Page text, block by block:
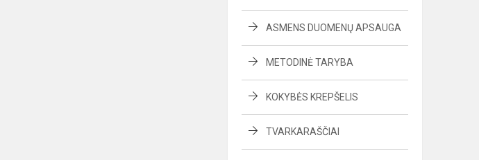
ASMENS DUOMENŲ APSAUGA
METODINĖ TARYBA
KOKYBĖS KREPŠELIS
TVARKARAŠČIAI